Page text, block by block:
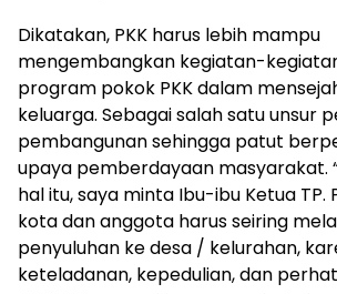
Dikatakan, PKK harus lebih mampu
mengembangkan kegiatan-
program pokok PKK dalam
keluarga. Sebagai salah satu unsur
pembangunan sehingga patut
upaya pemberdayaan masyarakat.
hal itu, saya minta Ibu-ibu Ketua TP.
kota dan anggota harus seiring
penyuluhan ke desa / kelurahan,
keteladanan, kepedulian, dan